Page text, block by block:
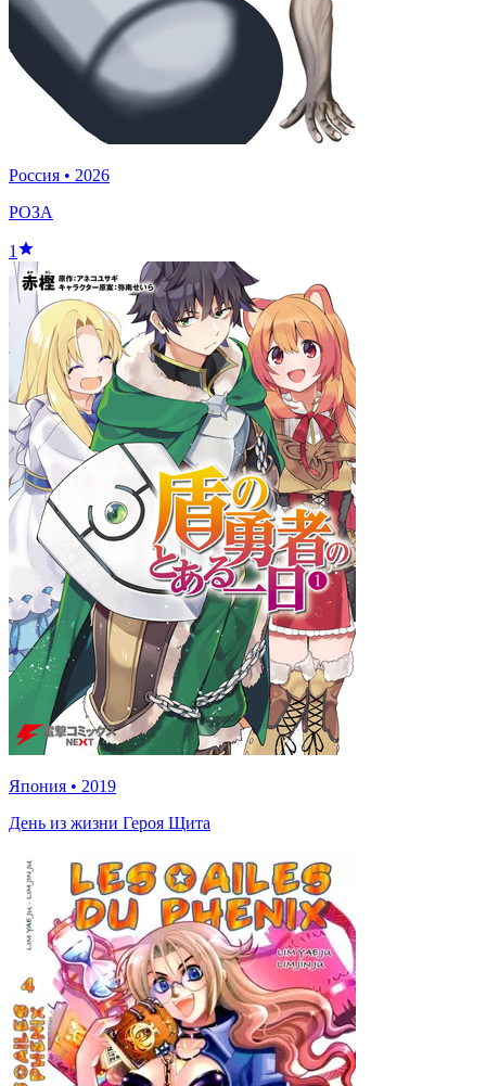
Россия • 2026
РОЗА
1
Япония • 2019
День из жизни Героя Щита